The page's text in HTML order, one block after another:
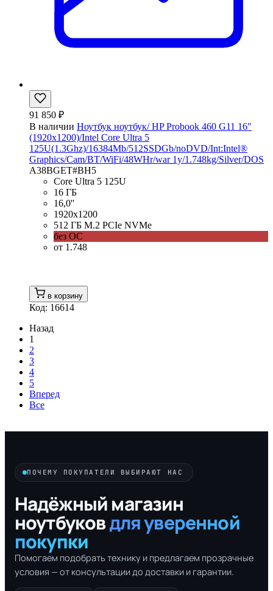
91 850 ₽
В наличии Ноутбук ноутбук/ HP Probook 460 G11 16"
(1920x1200)/Intel Core Ultra 5
125U(1.3Ghz)/16384Mb/512SSDGb/noDVD/Int:Intel®
Graphics/Cam/BT/WiFi/48WHr/war 1y/1.748kg/Silver/DOS
A38BGET#BH5
Core Ultra 5 125U
16 ГБ
16,0''
1920x1200
512 ГБ M.2 PCIe NVMe
без ОС
от 1.748
в корзину
Код: 16614
Назад
1
2
3
4
5
Вперед
Все
ПОЧЕМУ ПОКУПАТЕЛИ ВЫБИРАЮТ НАС
Надёжный магазин
ноутбуковдля уверенной
покупки
Помогаем подобрать технику и предлагаем прозрачные
условия — от консультации до доставки и гарантии.